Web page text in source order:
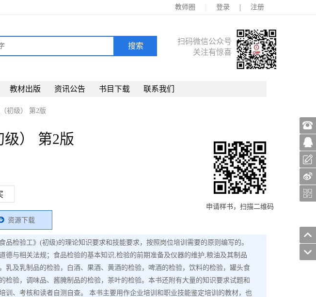
教材出版 资讯公告 书目下载 联系我们
教师圈 | 登录 | 注册
扫码微信公众号
关注有惊喜
初级） 第2版
） 第2版
资源下载
申请样书，扫描二维码
品检验工》(初级)的理论知识要求和技能要求，按照岗位培训需要的原则编写的。
德与相关法规；食品检验的基本知识,检验的前期准备及仪器的维护,粮油及其制品
乳及乳制品的检验，白酒、果酒、黄酒的检验，啤酒的检验，饮料的检验，罐头食
检验，调味品、酱腌制品的检验，茶叶的检验。本书还附有大量的知识要求试题和
训、考核和读者自测自查。 本书主要用作企业培训和职业技能鉴定培训的教材，也